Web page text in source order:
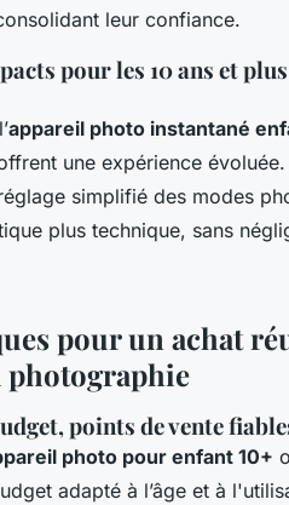
leur confiance.
pour les 10 ans et
appareil photo instantané
une expérience
simplifié des modes
plus technique, sans
pour un achat
photographie
points de vente
photo pour enfant 10+
adapté à l’âge et à